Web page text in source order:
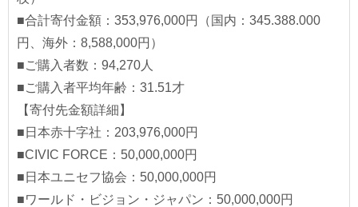
■合計寄付金額：353,976,000円（国内：345.388.000
円、海外：8,588,000円）
■ご購入者数：94,270人
■ご購入者平均年齢：31.51才
【寄付先金額詳細】
■日本赤十字社：203,976,000円
■CIVIC FORCE：50,000,000円
■日本ユニセフ協会：50,000,000円
■ワールド・ビジョン・ジャパン：50,000,000円